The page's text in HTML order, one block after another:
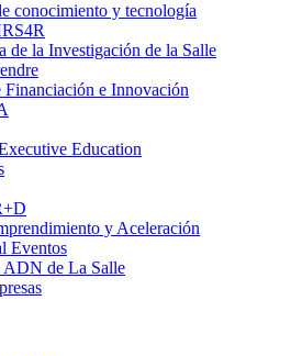
conocimiento y tecnología
de la Investigación de la Salle
e Innovación
Education
y Aceleración
Eventos
de La Salle